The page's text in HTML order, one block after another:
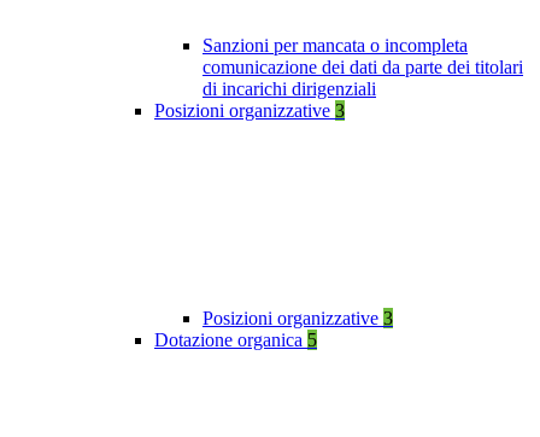
Sanzioni per mancata o incompleta
comunicazione dei dati da parte dei titolari
di incarichi dirigenziali
Posizioni organizzative 3
Posizioni organizzative 3
Dotazione organica 5